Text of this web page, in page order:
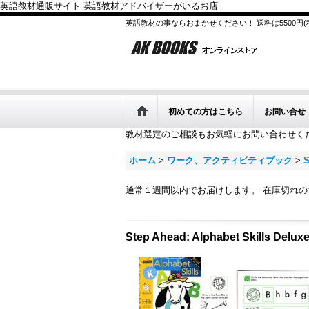
英語教材通販サイト 英語教材アドバイザーがいるお店
英語教材の事ならおまかせください！ 送料は5500円
初めての方はこちら お問い合せ
教材選定のご相談もお気軽にお問い合わせく
ホーム > ワーク、アクティビティブック >
通常１週間以内でお届けします。 在庫切れ
Step Ahead: Alphabet Skills Deluxe